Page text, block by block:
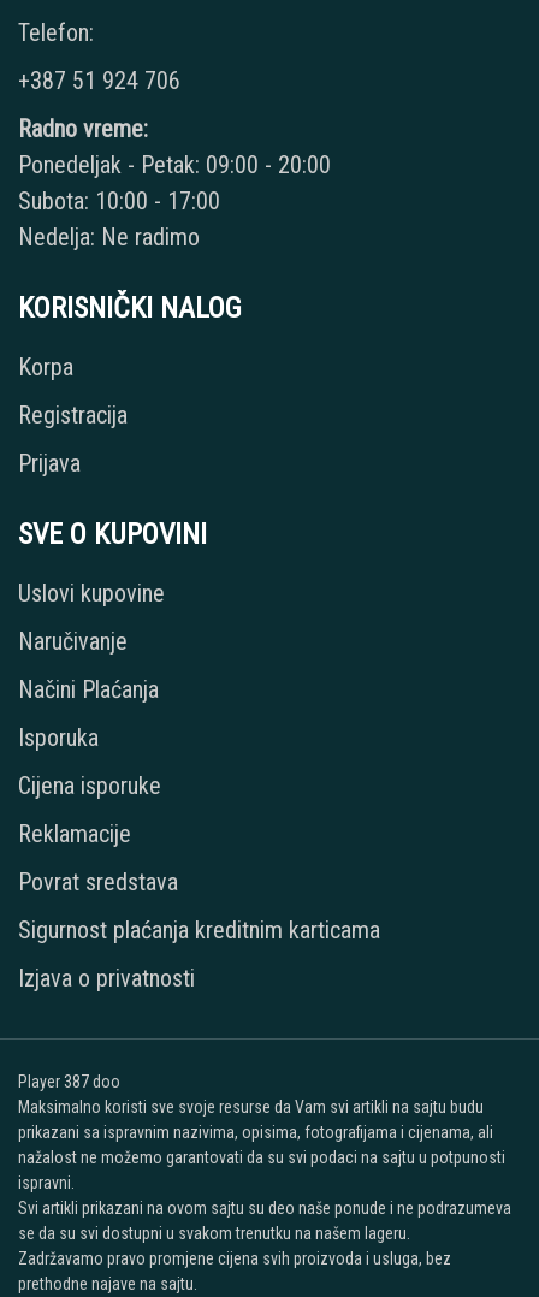
Telefon:
+387 51 924 706
Radno vreme:
Ponedeljak - Petak: 09:00 - 20:00
Subota: 10:00 - 17:00
Nedelja: Ne radimo
KORISNIČKI NALOG
Korpa
Registracija
Prijava
SVE O KUPOVINI
Uslovi kupovine
Naručivanje
Načini Plaćanja
Isporuka
Cijena isporuke
Reklamacije
Povrat sredstava
Sigurnost plaćanja kreditnim karticama
Izjava o privatnosti
Player 387 doo
Maksimalno koristi sve svoje resurse da Vam svi artikli na sajtu budu
prikazani sa ispravnim nazivima, opisima, fotografijama i cijenama, ali
nažalost ne možemo garantovati da su svi podaci na sajtu u potpunosti
ispravni.
Svi artikli prikazani na ovom sajtu su deo naše ponude i ne podrazumeva
se da su svi dostupni u svakom trenutku na našem lageru.
Zadržavamo pravo promjene cijena svih proizvoda i usluga, bez
prethodne najave na sajtu.